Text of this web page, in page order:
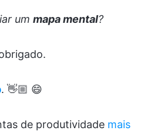
um mapa mental?
. 👋🏼 😄
de produtividade mais